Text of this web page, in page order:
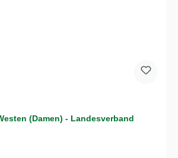
(Damen) - Landesverband